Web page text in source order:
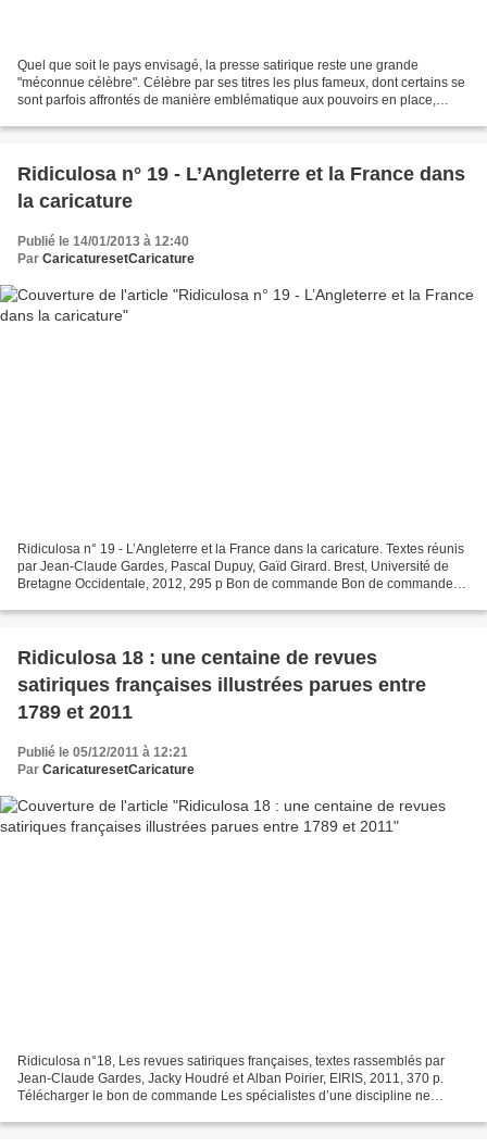
Quel que soit le pays envisagé, la presse satirique reste une grande
"méconnue célèbre". Célèbre par ses titres les plus fameux, dont certains se
sont parfois affrontés de manière emblématique aux pouvoirs en place,
Ridiculosa n° 19 - L’Angleterre et la France dans
la caricature
Publié le 14/01/2013 à 12:40
Par CaricaturesetCaricature
Ridiculosa n° 19 - L’Angleterre et la France dans la caricature. Textes réunis
par Jean-Claude Gardes, Pascal Dupuy, Gaïd Girard. Brest, Université de
Bretagne Occidentale, 2012, 295 p Bon de commande Bon de commande
Ridiculosa 18 : une centaine de revues
satiriques françaises illustrées parues entre
1789 et 2011
Publié le 05/12/2011 à 12:21
Par CaricaturesetCaricature
Ridiculosa n°18, Les revues satiriques françaises, textes rassemblés par
Jean-Claude Gardes, Jacky Houdré et Alban Poirier, EIRIS, 2011, 370 p.
Télécharger le bon de commande Les spécialistes d’une discipline ne